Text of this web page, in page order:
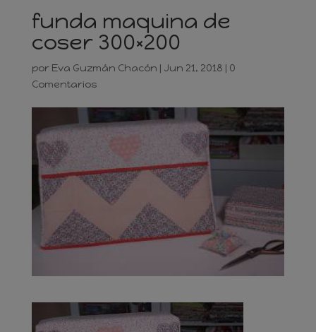
funda maquina de
coser 300×200
por Eva Guzmán Chacón | Jun 21, 2018 | 0
Comentarios